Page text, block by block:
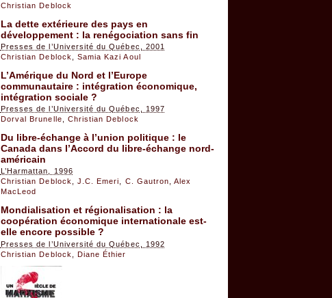
Christian Deblock
La dette extérieure des pays en
développement : la renégociation sans fin
Presses de l’Université du Québec, 2001
Christian Deblock
Samia Kazi Aoul
L’Amérique du Nord et l’Europe
communautaire : intégration économique,
intégration sociale ?
Presses de l’Université du Québec, 1997
Dorval Brunelle
Christian Deblock
Du libre-échange à l’union politique : le
Canada dans l’Accord du libre-échange nord-
américain
L’Harmattan, 1996
Christian Deblock, J.C. Emeri, C. Gautron,Alex
MacLeod
Mondialisation et régionalisation : la
coopération économique internationale est-
elle encore possible ?
Presses de l’Université du Québec, 1992
Christian Deblock
Diane Éthier